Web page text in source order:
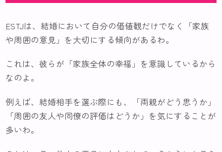
ESTJは、結婚において自分の価値観だけでなく「家族
や周囲の意見」を大切にする傾向があるわ。
これは、彼らが「家族全体の幸福」を意識しているから
なのよ。
例えば、結婚相手を選ぶ際にも、「両親がどう思うか」
「周囲の友人や同僚の評価はどうか」を気にすることが
多いわ。